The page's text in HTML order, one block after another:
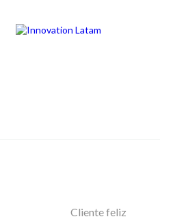
Cliente feliz